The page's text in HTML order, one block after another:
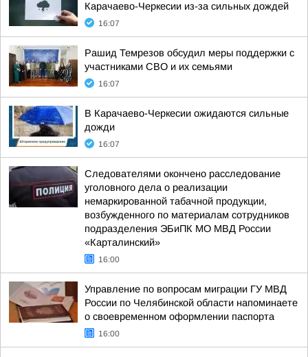
Карачаево-Черкесии из-за сильных дождей
16:07
Рашид Темрезов обсудил меры поддержки с
участниками СВО и их семьями
16:07
В Карачаево-Черкесии ожидаются сильные
дожди
16:07
Следователями окончено расследование
уголовного дела о реализации
немаркированной табачной продукции,
возбужденного по материалам сотрудников
подразделения ЭБиПК МО МВД России
«Карталинский»
16:00
Управление по вопросам миграции ГУ МВД
России по Челябинской области напоминаете
о своевременном оформлении паспорта
16:00